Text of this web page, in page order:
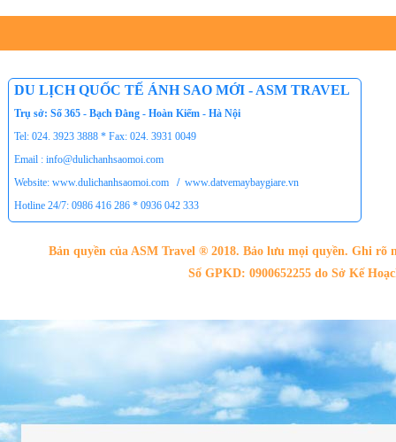
DU LỊCH QUỐC TẾ ÁNH SAO MỚI - ASM TRAVEL
Trụ sở: Số 365 - Bạch Đằng - Hoàn Kiếm - Hà Nội
Tel: 024. 3923 3888 * Fax: 024. 3931 0049
Email : info@dulichanhsaomoi.com
Website: www.dulichanhsaomoi.com
/ www.datvemaybaygiare.vn
Hotline 24/7: 0986 416 286 * 0936 042 333
Bản quyền của ASM Travel ® 2018. Bảo lưu mọi quyền. Ghi
Số GPKD: 0900652255 do Sở Kế